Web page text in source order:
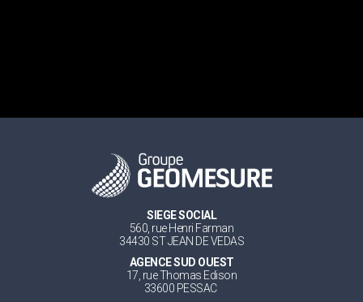
SIEGE SOCIAL
560, rue Henri Farman
34430 ST JEAN DE VEDAS
AGENCE SUD OUEST
17, rue Thomas Edison
33600 PESSAC